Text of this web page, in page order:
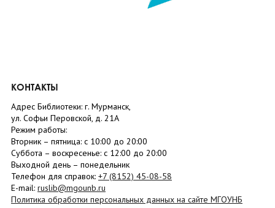
КОНТАКТЫ
Адрес Библиотеки: г. Мурманск,
ул. Софьи Перовской, д. 21А
Режим работы:
Вторник – пятница: с 10:00 до 20:00
Суббота – воскресенье: c 12:00 до 20:00
Выходной день – понедельник
Телефон для справок: +7 (8152) 45-08-58
E-mail: ruslib@mgounb.ru
Политика обработки персональных данных на сайте МГОУНБ